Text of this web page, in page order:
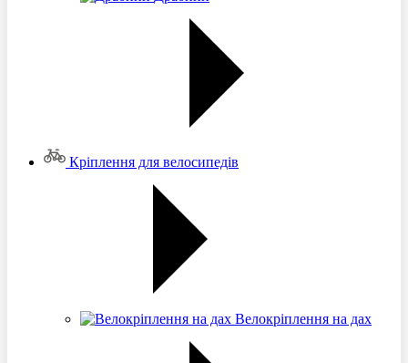
Кріплення для велосипедів
Велокріплення на дах